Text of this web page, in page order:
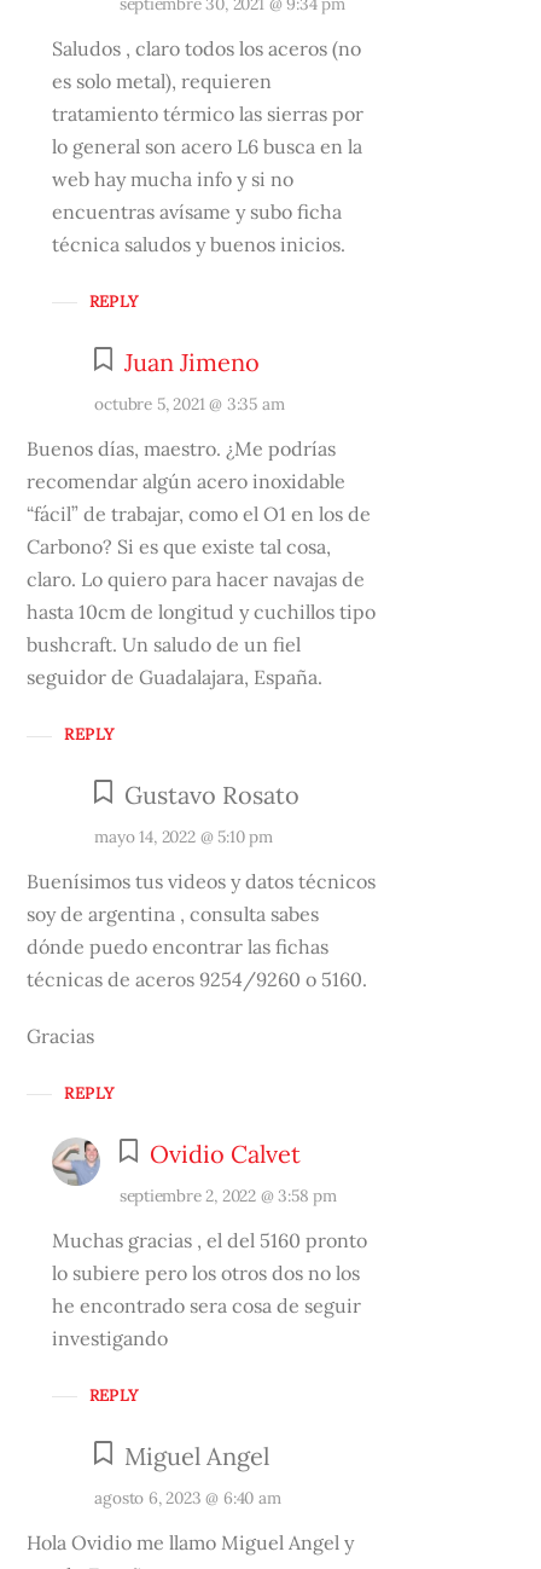
Saludos , claro todos los aceros (no
es solo metal), requieren
tratamiento térmico las sierras por
lo general son acero L6 busca en la
web hay mucha info y si no
encuentras avísame y subo ficha
técnica saludos y buenos inicios.
REPLY
Juan Jimeno
octubre 5, 2021 @ 3:35 am
Buenos días, maestro. ¿Me podrías
recomendar algún acero inoxidable
“fácil” de trabajar, como el O1 en los de
Carbono? Si es que existe tal cosa,
claro. Lo quiero para hacer navajas de
hasta 10cm de longitud y cuchillos tipo
bushcraft. Un saludo de un fiel
seguidor de Guadalajara, España.
REPLY
Gustavo Rosato
mayo 14, 2022 @ 5:10 pm
Buenísimos tus videos y datos técnicos
soy de argentina , consulta sabes
dónde puedo encontrar las fichas
técnicas de aceros 9254/9260 o 5160.
Gracias
REPLY
Ovidio Calvet
septiembre 2, 2022 @ 3:58 pm
Muchas gracias , el del 5160 pronto
lo subiere pero los otros dos no los
he encontrado sera cosa de seguir
investigando
REPLY
Miguel Angel
agosto 6, 2023 @ 6:40 am
Hola Ovidio me llamo Miguel Angel y